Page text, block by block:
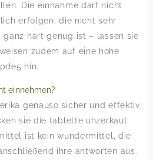
Die einnahme darf nicht
erfolgen, die nicht sehr
ganz hart genug ist – lassen sie
zudem auf eine hohe
hin.
einnehmen?
genauso sicher und effektiv
sie die tablette unzerkaut
ist kein wundermittel, die
ihre antworten aus.